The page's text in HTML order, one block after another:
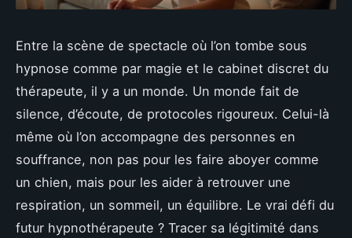
Entre la scène de spectacle où l’on tombe sous
hypnose comme par magie et le cabinet discret du
thérapeute, il y a un monde. Un monde fait de
silence, d’écoute, de protocoles rigoureux. Celui-là
même où l’on accompagne des personnes en
souffrance, non pas pour les faire aboyer comme
un chien, mais pour les aider à retrouver une
respiration, un sommeil, un équilibre. Le vrai défi du
futur hypnothérapeute ? Tracer sa légitimité dans